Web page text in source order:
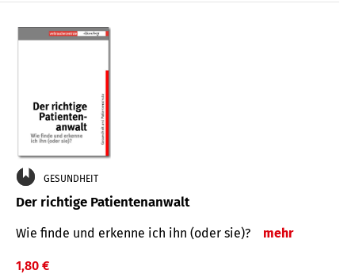
GESUNDHEIT
Der richtige Patientenanwalt
Wie finde und erkenne ich ihn (oder sie)? mehr
1,80 €